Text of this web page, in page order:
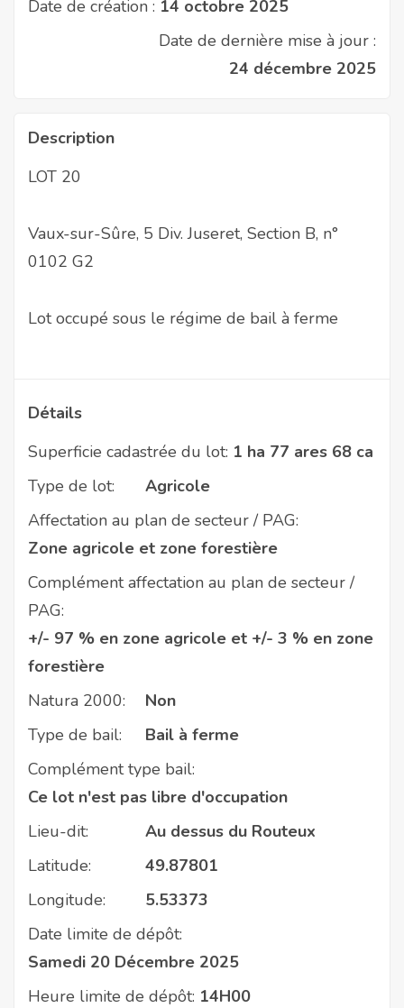
Date de création : 14 octobre 2025
Date de dernière mise à jour :
24 décembre 2025
Description
LOT 20
Vaux-sur-Sûre, 5 Div. Juseret, Section B, n°
0102 G2
Lot occupé sous le régime de bail à ferme
Détails
Superficie cadastrée du lot: 1 ha 77 ares 68 ca
Type de lot:
Agricole
Affectation au plan de secteur / PAG:
Zone agricole et zone forestière
Complément affectation au plan de secteur /
PAG:
+/- 97 % en zone agricole et +/- 3 % en zone
forestière
Natura 2000:
Non
Type de bail:
Bail à ferme
Complément type bail:
Ce lot n'est pas libre d'occupation
Lieu-dit:
Au dessus du Routeux
Latitude:
49.87801
Longitude:
5.53373
Date limite de dépôt:
Samedi 20 Décembre 2025
Heure limite de dépôt: 14H00